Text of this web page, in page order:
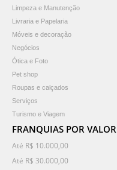
Limpeza e Manutenção
Livraria e Papelaria
Móveis e decoração
Negócios
Ótica e Foto
Pet shop
Roupas e calçados
Serviços
Turismo e Viagem
FRANQUIAS POR VALOR
Até R$ 10.000,00
Até R$ 30.000,00